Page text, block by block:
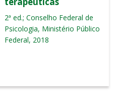
2ª ed.; Conselho Federal de
Psicologia, Ministério Público
Federal, 2018